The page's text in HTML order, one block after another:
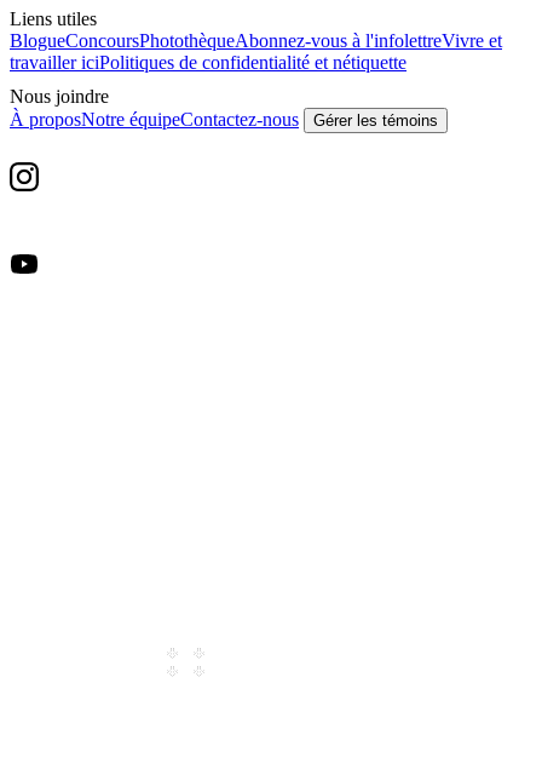
Liens utiles
BlogueConcoursPhotothèqueAbonnez-vous à l'infolettreVivre et
travailler iciPolitiques de confidentialité et nétiquette
Nous joindre
À proposNotre équipeContactez-nous Gérer les témoins